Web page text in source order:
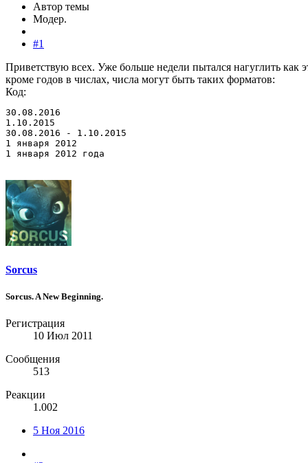
Автор темы
Модер.
#1
Приветствую всех. Уже больше недели пытался нагуглить как
кроме годов в числах, числа могут быть таких форматов:
Код:
30.08.2016
1.10.2015
30.08.2016 - 1.10.2015
1 января 2012
1 января 2012 года
Sorcus
Sorcus. A New Beginning.
Регистрация
10 Июл 2011
Сообщения
513
Реакции
1.002
5 Ноя 2016